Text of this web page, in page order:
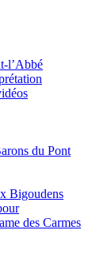
l’Abbé
du Pont
Bigoudens
des Carmes